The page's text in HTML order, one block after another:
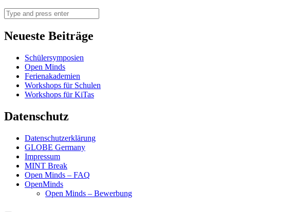
Search
Neueste Beiträge
Schülersymposien
Open Minds
Ferienakademien
Workshops für Schulen
Workshops für KiTas
Datenschutz
Datenschutzerklärung
GLOBE Germany
Impressum
MINT Break
Open Minds – FAQ
OpenMinds
Open Minds – Bewerbung